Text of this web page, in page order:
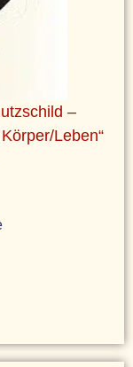
–
Leben“